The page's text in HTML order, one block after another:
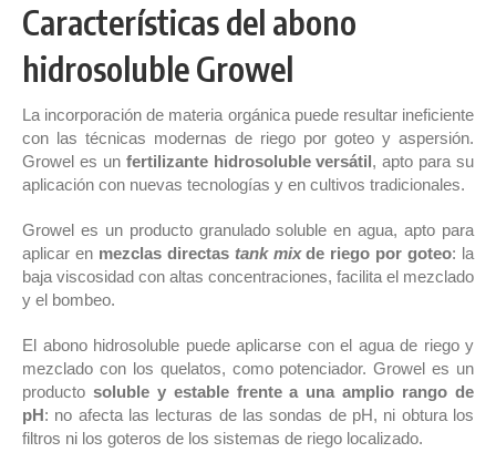
Características del abono
hidrosoluble Growel
La incorporación de materia orgánica puede resultar ineficiente
con las técnicas modernas de riego por goteo y aspersión.
Growel es un fertilizante hidrosoluble versátil, apto para su
aplicación con nuevas tecnologías y en cultivos tradicionales.
Growel es un producto granulado soluble en agua, apto para
aplicar en mezclas directas tank mixde riego por goteo: la
baja viscosidad con altas concentraciones, facilita el mezclado
y el bombeo.
El abono hidrosoluble puede aplicarse con el agua de riego y
mezclado con los quelatos, como potenciador. Growel es un
producto soluble y estable frente a una amplio rango de
pH: no afecta las lecturas de las sondas de pH, ni obtura los
filtros ni los goteros de los sistemas de riego localizado.